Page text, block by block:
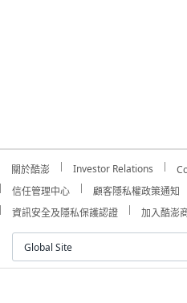
關於酷澎 Investor Relations
信任管理中心
顧客隱私權政策通知
資訊安全及隱私保護認證
加入酷澎
Global Site